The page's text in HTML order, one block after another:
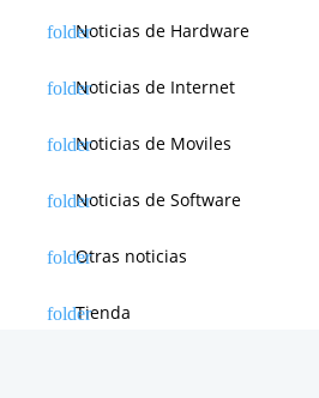
Noticias de Hardware
Noticias de Internet
Noticias de Moviles
Noticias de Software
Otras noticias
Tienda